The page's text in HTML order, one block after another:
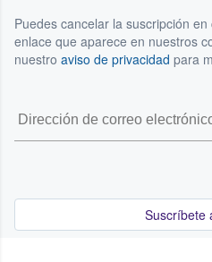
Puedes cancelar la suscripción
enlace que aparece en nuestros
nuestro aviso de privacidad para
Suscríbete